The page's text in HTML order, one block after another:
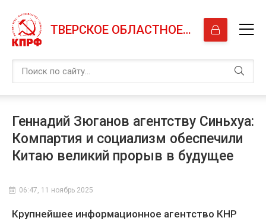
ТВЕРСКОЕ ОБЛАСТНОЕ ОТДЕЛЕНИЕ КПРФ
Геннадий Зюганов агентству Синьхуа:
Компартия и социализм обеспечили
Китаю великий прорыв в будущее
06:47, 11 ноябрь 2025
Крупнейшее информационное агентство КНР